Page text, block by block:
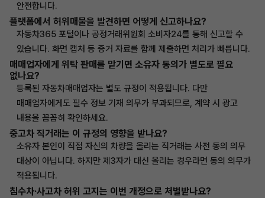
안전합니다.
플랫폼에서 허위매물을 발견하면 어떻게 신고하나요?
자동차365 포털이나 공정거래위원회 소비자24를 통해 신고할 수
있습니다. 화면 캡처 등 증거 자료를 함께 제출하면 처리가 빠릅니다.
매매업자에게 위탁 판매를 맡기면 소유자 동의가 별도로 필요
없나요?
등록된 자동차매매업자는 별도 규정이 적용됩니다. 다만
매매업자에게도 필수 정보 기재 의무가 부과되므로, 계약 시 광고
내용을 꼼꼼히 확인하세요.
중고차 직거래는 이 규정의 영향을 받나요?
소유자 본인이 직접 자신의 차량을 올리는 직거래는 사전 동의 의무
대상이 아닙니다. 하지만 제3자가 대신 올리는 경우라면 동의 의무가
적용됩니다.
침수차·사고차 허위 고지는 이번 개정으로 처벌받나요?